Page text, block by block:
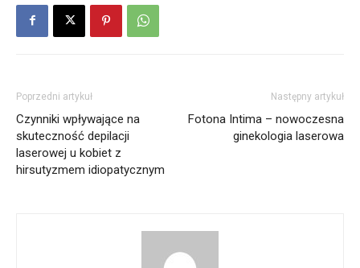
Poprzedni artykuł
Czynniki wpływające na
skuteczność depilacji
laserowej u kobiet z
hirsutyzmem idiopatycznym
Następny artykuł
Fotona Intima – nowoczesna
ginekologia laserowa